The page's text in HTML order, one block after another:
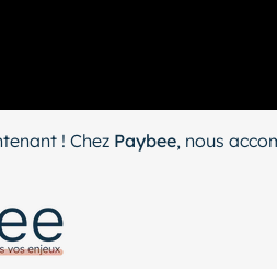
! Chez Paybee, nous